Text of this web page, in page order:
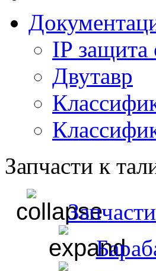
IP защита
Двутавр
Запчасти к
Запчасти